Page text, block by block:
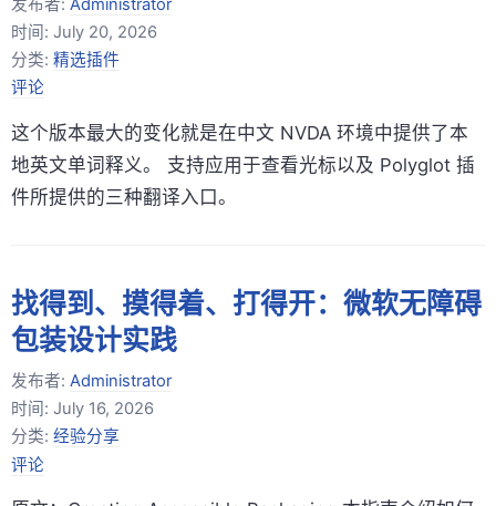
发布者: Administrator
时间: July 20, 2026
分类: 精选插件
评论
这个版本最大的变化就是在中文 NVDA 环境中提供了本
地英文单词释义。 支持应用于查看光标以及 Polyglot 插
件所提供的三种翻译入口。
找得到、摸得着、打得开：微软无障碍
包装设计实践
发布者: Administrator
时间: July 16, 2026
分类: 经验分享
评论